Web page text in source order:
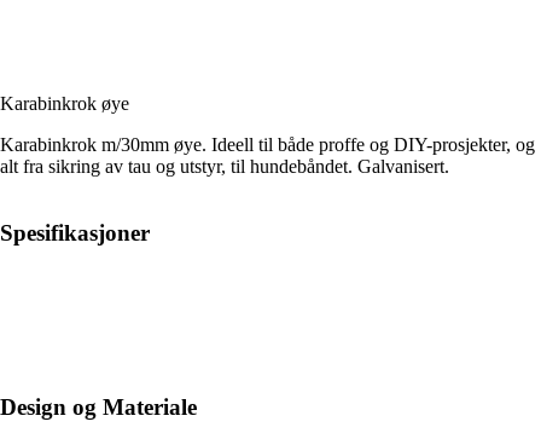
Karabinkrok øye
Karabinkrok m/30mm øye. Ideell til både proffe og DIY-prosjekter, og
alt fra sikring av tau og utstyr, til hundebåndet. Galvanisert.
Spesifikasjoner
Design og Materiale